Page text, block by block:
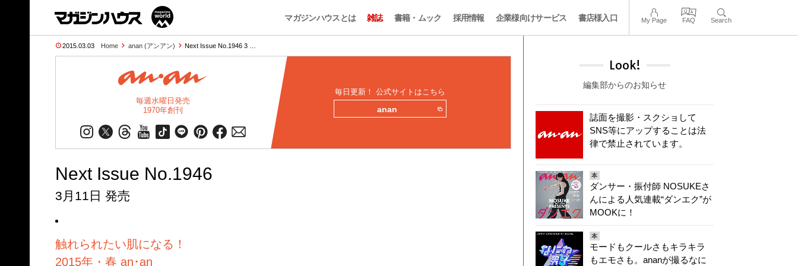
マガジンハウスとは 雑誌 書籍・ムック 採用情報 企業様向けサービス 書店様入口 My Page FAQ Search
2015.03.03 Home anan (アンアン) Next Issue No.1946 3 …
毎週水曜日発売
1970年創刊
毎日更新！ 公式サイトはこちら
anan
Next Issue No.1946
3月11日 発売
触れられたい肌になる！
2015年・春 an･an
Look!
編集部からのお知らせ
誌面を撮影・スクショして
SNS等にアップすることは法
律で禁止されています。
本
ダンサー・振付師 NOSUKEさ
んによる人気連載“ダンエク”が
MOOKに！
本
モードもクールさもキラキラ
もエモさも。ananが撮るなに